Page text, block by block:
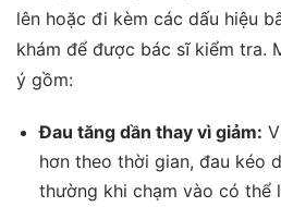
lên hoặc đi kèm các dấu hiệu
khám để được bác sĩ kiểm tra.
ý gồm:
Đau tăng dần thay vì giảm:
hơn theo thời gian, đau kéo
thường khi chạm vào có thể